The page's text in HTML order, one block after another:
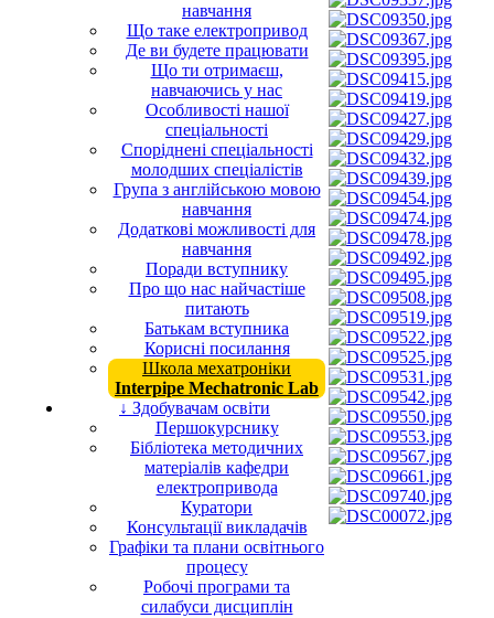
навчання
Що таке електропривод
Де ви будете працювати
Що ти отримаєш,
навчаючись у нас
Особливості нашої
спеціальності
Споріднені спеціальності
молодших спеціалістів
Група з англійською мовою
навчання
Додаткові можливості для
навчання
Поради вступнику
Про що нас найчастіше
питають
Батькам вступника
Корисні посилання
Школа мехатроніки
Interpipe Mechatronic Lab
↓ Здобувачам освіти
Першокурснику
Бібліотека методичних
матеріалів кафедри
електропривода
Куратори
Консультації викладачів
Графіки та плани освітнього
процесу
Робочі програми та
силабуси дисциплін